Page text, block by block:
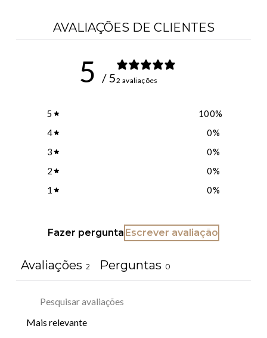
AVALIAÇÕES DE CLIENTES
5 / 52 avaliações
5 100%
4
0%
3
0%
2
0%
1
0%
Fazer pergunta Escrever avaliação
Avaliações 2 Perguntas 0